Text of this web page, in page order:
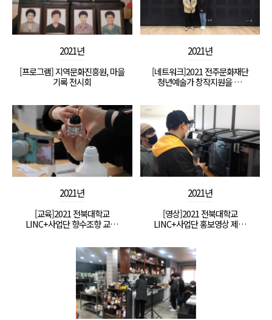
2021년
[프로그램] 지역문화진흥원, 마을
기록 전시회
2021년
[네트워크]2021 전주문화재단
청년예술가 창작지원을 …
2021년
[교육]2021 전북대학교
LINC+사업단 향수조향 교…
2021년
[영상]2021 전북대학교
LINC+사업단 홍보영상 제…